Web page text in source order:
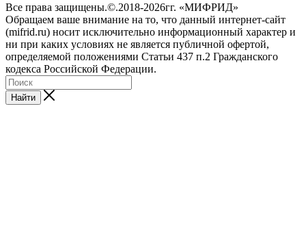
Все права защищены.©.2018-2026гг. «МИФРИД»
Обращаем ваше внимание на то, что данный интернет-сайт
(mifrid.ru) носит исключительно информационный характер и
ни при каких условиях не является публичной офертой,
определяемой положениями Статьи 437 п.2 Гражданского
кодекса Российской Федерации.
Найти